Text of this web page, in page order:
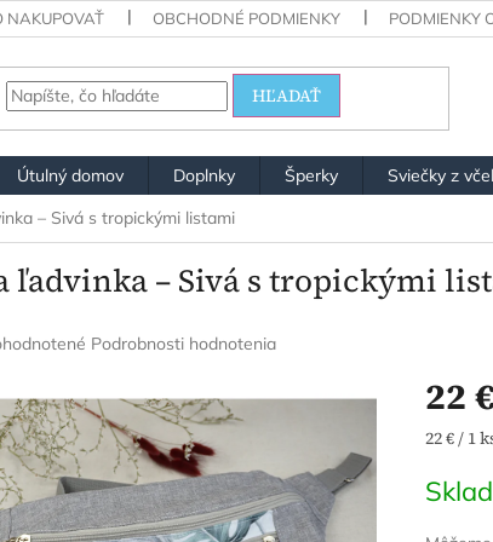
NAKUPOVAŤ OBCHODNÉ PODMIENKY PODMIENKY
HĽADAŤ
Útulný domov Doplnky Šperky Sviečky z
– Sivá s tropickými listami
ľadvinka – Sivá s tropickými
Podrobnosti hodnotenia
22
22 € / 1